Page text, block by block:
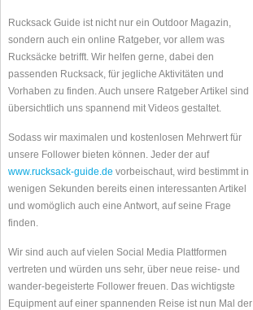
Rucksack Guide ist nicht nur ein Outdoor Magazin,
sondern auch ein online Ratgeber, vor allem was
Rucksäcke betrifft. Wir helfen gerne, dabei den
passenden Rucksack, für jegliche Aktivitäten und
Vorhaben zu finden. Auch unsere Ratgeber Artikel sind
übersichtlich uns spannend mit Videos gestaltet.
Sodass wir maximalen und kostenlosen Mehrwert für
unsere Follower bieten können. Jeder der auf
www.rucksack-guide.de vorbeischaut, wird bestimmt in
wenigen Sekunden bereits einen interessanten Artikel
und womöglich auch eine Antwort, auf seine Frage
finden.
Wir sind auch auf vielen Social Media Plattformen
vertreten und würden uns sehr, über neue reise- und
wander-begeisterte Follower freuen. Das wichtigste
Equipment auf einer spannenden Reise ist nun Mal der